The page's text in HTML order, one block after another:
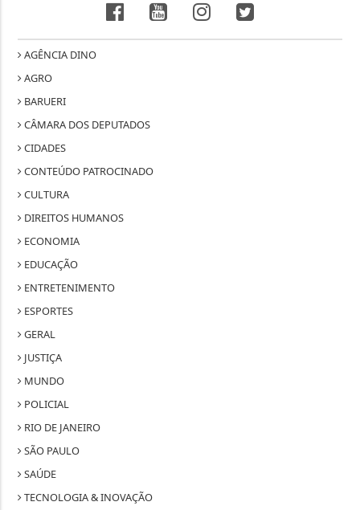
AGÊNCIA DINO
AGRO
BARUERI
CÂMARA DOS DEPUTADOS
CIDADES
CONTEÚDO PATROCINADO
CULTURA
DIREITOS HUMANOS
ECONOMIA
EDUCAÇÃO
ENTRETENIMENTO
ESPORTES
GERAL
JUSTIÇA
MUNDO
POLICIAL
RIO DE JANEIRO
SÃO PAULO
SAÚDE
TECNOLOGIA & INOVAÇÃO